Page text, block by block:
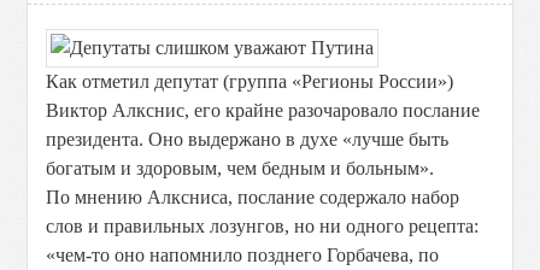
Как отметил депутат (группа «Регионы России»)
Виктор Алкснис, его крайне разочаровало послание
президента. Оно выдержано в духе «лучше быть
богатым и здоровым, чем бедным и больным».
По мнению Алксниса, послание содержало набор
слов и правильных лозунгов, но ни одного рецепта:
«чем-то оно напомнило позднего Горбачева, по